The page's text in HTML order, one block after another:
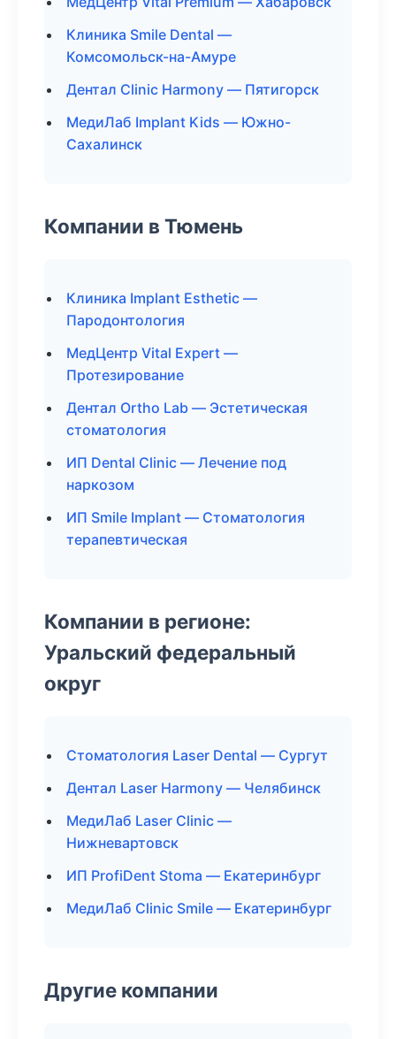
Клиника Smile Dental —
Комсомольск-на-Амуре
Дентал Clinic Harmony — Пятигорск
МедиЛаб Implant Kids — Южно-
Сахалинск
Компании в Тюмень
Клиника Implant Esthetic —
Пародонтология
МедЦентр Vital Expert —
Протезирование
Дентал Ortho Lab — Эстетическая
стоматология
ИП Dental Clinic — Лечение под
наркозом
ИП Smile Implant — Стоматология
терапевтическая
Компании в регионе:
Уральский федеральный
округ
Стоматология Laser Dental — Сургут
Дентал Laser Harmony — Челябинск
МедиЛаб Laser Clinic —
Нижневартовск
ИП ProfiDent Stoma — Екатеринбург
МедиЛаб Clinic Smile — Екатеринбург
Другие компании